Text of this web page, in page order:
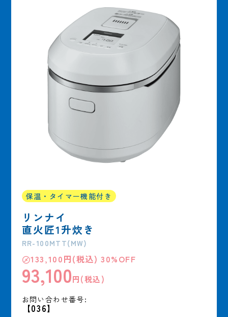
保温・タイマー機能付き
リンナイ
直火匠1升炊き
RR-100MTT(MW)
㋱133,100円(税込) 30%OFF
93,100円(税込)
お問い合わせ番号:
【036】